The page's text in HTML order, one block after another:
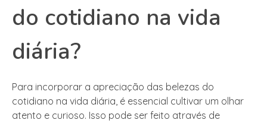
do cotidiano na vida
diária?
Para incorporar a apreciação das belezas do
cotidiano na vida diária, é essencial cultivar um olhar
atento e curioso. Isso pode ser feito através de